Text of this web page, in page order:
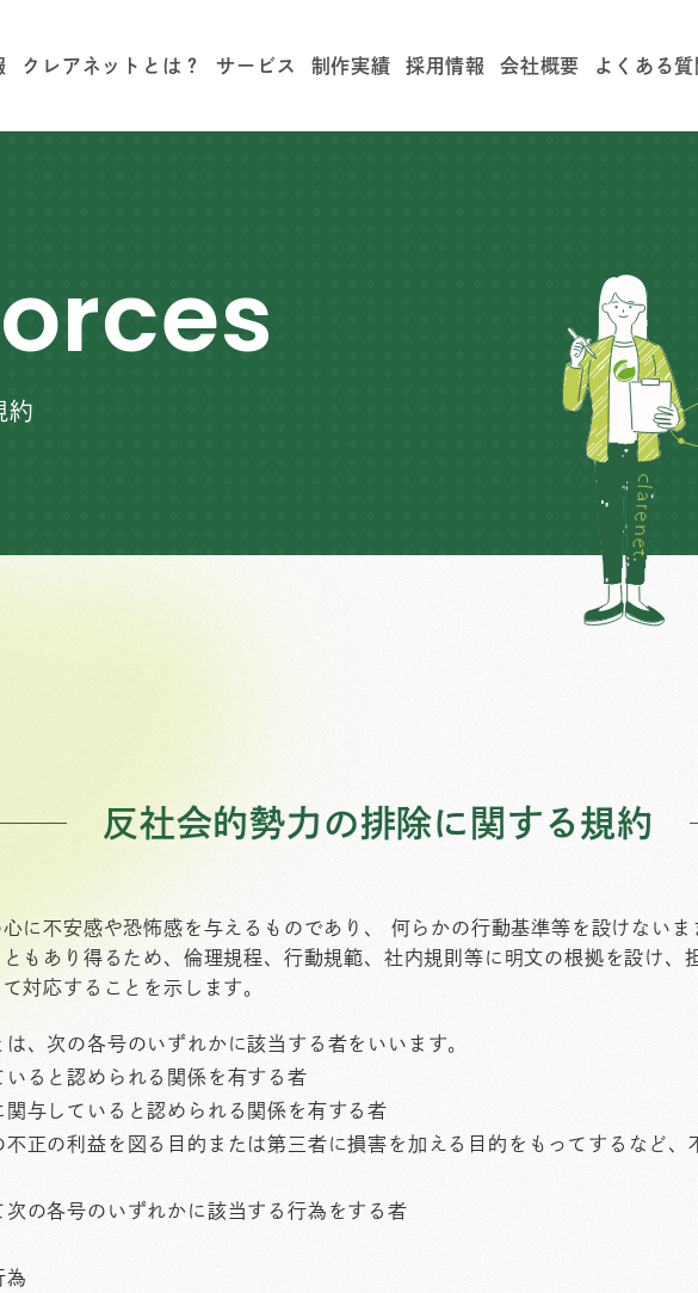
クレアネットとは？ サービス 制作実績 採用情報 会社概要 よくある質
約
反社会的勢力の排除に関する規約
に不安感や恐怖感を与えるものであり、 何らかの行動基準等を設けないま
もあり得るため、倫理規程、行動規範、社内規則等に明文の根拠を設け、
対応することを示します。
、次の各号のいずれかに該当する者をいいます。
いると認められる関係を有する者
関与していると認められる関係を有する者
不正の利益を図る目的または第三者に損害を加える目的をもってするなど
次の各号のいずれかに該当する行為をする者
為